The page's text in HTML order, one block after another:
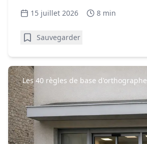
15 juillet 2026 8 min
Sauvegarder
Les 40 règles de base d'orthographe